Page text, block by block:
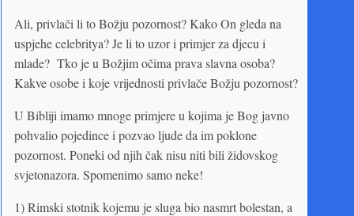
Ali, privlači li to Božju pozornost? Kako On gleda na
uspjehe celebritya? Je li to uzor i primjer za djecu i
mlade? Tko je u Božjim očima prava slavna osoba?
Kakve osobe i koje vrijednosti privlače Božju pozornost?
U Bibliji imamo mnoge primjere u kojima je Bog javno
pohvalio pojedince i pozvao ljude da im poklone
pozornost. Poneki od njih čak nisu niti bili židovskog
svjetonazora. Spomenimo samo neke!
1) Rimski stotnik kojemu je sluga bio nasmrt bolestan, a